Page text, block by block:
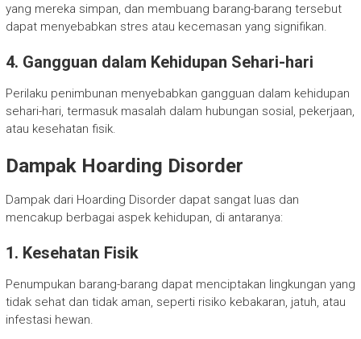
yang mereka simpan, dan membuang barang-barang tersebut
dapat menyebabkan stres atau kecemasan yang signifikan.
4. Gangguan dalam Kehidupan Sehari-hari
Perilaku penimbunan menyebabkan gangguan dalam kehidupan
sehari-hari, termasuk masalah dalam hubungan sosial, pekerjaan,
atau kesehatan fisik.
Dampak Hoarding Disorder
Dampak dari Hoarding Disorder dapat sangat luas dan
mencakup berbagai aspek kehidupan, di antaranya:
1. Kesehatan Fisik
Penumpukan barang-barang dapat menciptakan lingkungan yang
tidak sehat dan tidak aman, seperti risiko kebakaran, jatuh, atau
infestasi hewan.